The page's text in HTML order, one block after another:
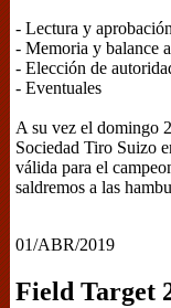
- Lectura y
- Memoria y balance
- Elección de
- Eventuales
A su vez el domingo
Sociedad Tiro Suizo
válida para el
saldremos a las
01/ABR/2019
Field Target